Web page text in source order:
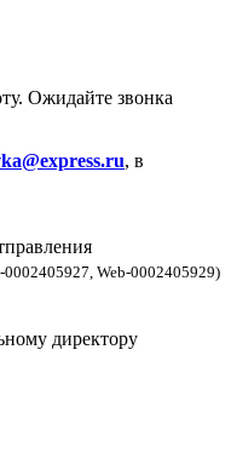
Ожидайте звонка
, в
0002405927, Web-0002405929)
директору